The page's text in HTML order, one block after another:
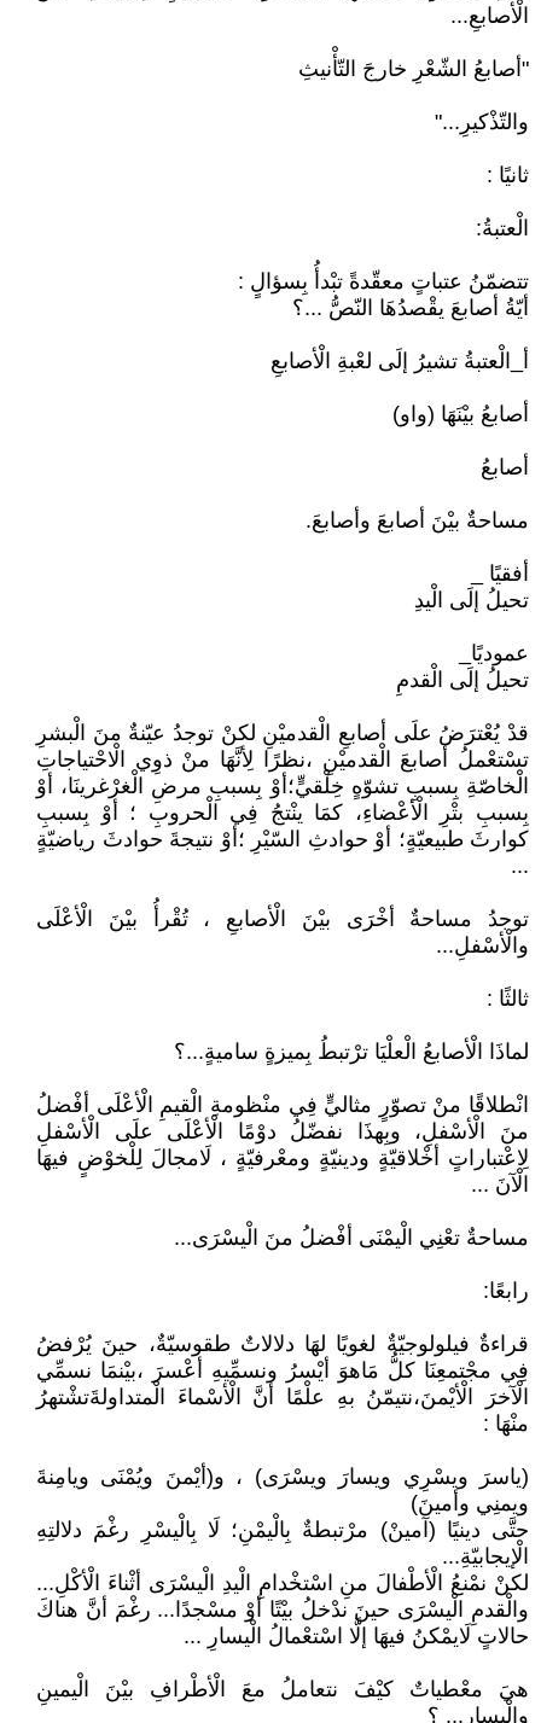
الْأصابعِ...
"أصابعُ الشّعْرِ خارجَ التّأْنيثِ
والتّذْكيرِ..."
ثانيًا :
الْعتبةُ:
تتضمّنُ عتباتٍ معقّدةً تبْدأُ بِسؤالٍ :
أيّةُ أصابعَ يقْصدُهَا النّصُّ ...؟
أ_الْعتبةُ تشيرُ إلَى لعْبةِ الْأصابعِ
أصابعُ بيْنَهَا (واو)
أصابعُ
مساحةٌ بيْنَ أصابعَ وأصابعَ.
أفقيًا _
تحيلُ إلَى الْيدِ
عموديًا_
تحيلُ إلَى الْقدمِ
قدْ يُعْترَضُ علَى أصابعِ الْقدميْنِ لكنْ توجدُ عيّنةٌ منَ الْبشرِ
تسْتعْملُ أصابعَ الْقدميْنِ ،نظرًا لِأنَّهَا منْ ذوِي الْاحْتياجاتِ
الْخاصّةِ بِسببِ تشوّهٍ خِلْقيٍّ؛أوْ بِسببِ مرضِ الْغرْغرينَا، أوْ
بِسببِ بتْرِ الْأعْضاءِ، كمَا ينْتجُ فِي الْحروبِ ؛ أوْ بِسببِ
كوارثَ طبيعيّةٍ؛ أوْ حوادثِ السّيْرِ ؛أوْ نتيجةَ حوادثَ رياضيّةٍ
...
توجدُ مساحةٌ أخْرَى بيْنَ الْأصابعِ ، تُقْرأُ بيْنَ الْأعْلَى
والْأسْفلِ...
ثالثًا :
لماذَا الْأصابعُ الْعلْيَا ترْتبطُ بِميزةٍ ساميةٍ...؟
انْطلاقًا منْ تصوّرٍ مثاليٍّ فِي منْظومةِ الْقيمِ الْأعْلَى أفْضلُ
منَ الْأسْفلِ، وبِهذَا نفضّلُ دوْمًا الْأعْلَى علَى الْأسْفلِ
لِاعْتباراتٍ أخْلاقيّةٍ ودينيّةٍ ومعْرفيّةٍ ، لَامجالَ لِلْخوْضٍ فيهَا
الْآنَ ...
مساحةٌ تعْنِي الْيمْنَى أفْضلُ منَ الْيسْرَى...
رابعًا:
قراءةٌ فيلولوجيّةٌ لغويًا لهَا دلالاتٌ طقوسيّةٌ، حينَ يُرْفضُ
فِي مجْتمعِنَا كلُّ مَاهوَ أيْسرُ ونسمِّيهِ أعْسرَ ،بيْنمَا نسمِّي
الْآخرَ الْأيْمنَ،نتيمّنُ بهِ علْمًا أنَّ الْأسْماءَ الْمتداولةَتشْتهرُ
منْهَا :
(ياسرَ ويسْرِي ويسارَ ويسْرَى) ، و(أيْمنَ ويُمْنَى ويامِنةَ
ويمنِي وأمينَ)
حتَّى دينيًا (آمينْ) مرْتبطةٌ بِالْيمْنِ؛ لَا بِالْيسْرِ رغْمَ دلالتِهِ
الْإيجابيّةِ...
لكنْ نمْنعُ الْأطْفالَ منِ اسْتخْدامِ الْيدِ الْيسْرَى أثْناءَ الْأكْلِ...
والْقدمِ الْيسْرَى حينَ ندْخلُ بيْتًا أوْ مسْجدًا... رغْمَ أنَّ هناكَ
حالاتٍ لَايمْكنُ فيهَا إلَّا اسْتعْمالُ الْيسارِ ...
هيَ معْطياتٌ كيْفَ نتعاملُ معَ الْأطْرافِ بيْنَ الْيمينِ
والْيسارِ... ؟